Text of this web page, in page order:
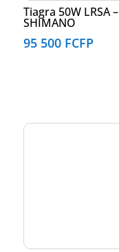
Tiagra 50W LRSA –
SHIMANO
95 500 FCFP